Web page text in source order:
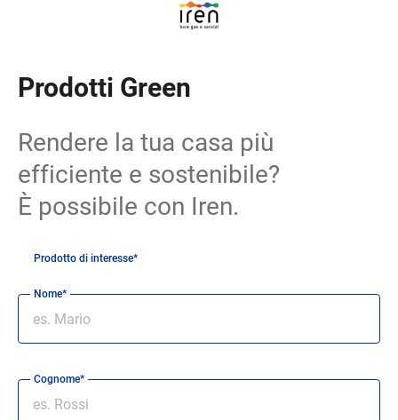
Prodotti Green
Rendere la tua casa più
efficiente e sostenibile?
È possibile con Iren.
Prodotto di interesse*
Nome*
Cognome*